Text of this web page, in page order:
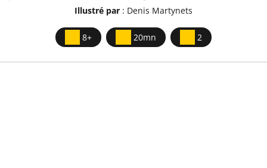
Illustré par : Denis Martynets
8+ 20mn 2